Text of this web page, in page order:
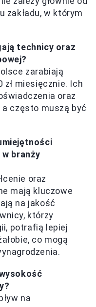
zakładu, w którym
technicy oraz
zarabiają
zł miesięcznie. Ich
oraz
często muszą być
branży
oraz
mają kluczowe
na jakość
którzy
potrafią lepiej
co mogą
na